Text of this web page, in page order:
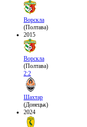
Ворскла
(Полтава)
2015
Ворскла
(Полтава)
2:2
Шахтар
(Донецьк)
2024